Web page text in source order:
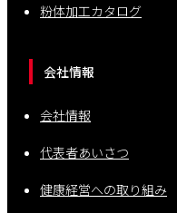
粉体加工カタログ
会社情報
会社情報
代表者あいさつ
健康経営への取り組み